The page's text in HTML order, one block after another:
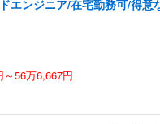
エンジニア/在宅勤務可/得意
～56万6,667円